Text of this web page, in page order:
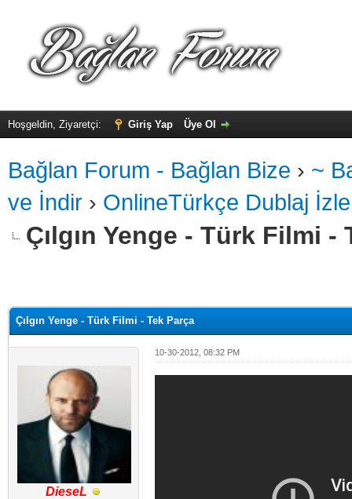
Hoşgeldin, Ziyaretçi: Giriş Yap Üye Ol
Bağlan Forum - Bağlan Bize › ~
ve İndir › OnlineTürkçe Dublaj İzle
Çılgın Yenge - Türk Filmi -
Çılgın Yenge - Türk Filmi - Tek Parça
DieseL
10-30-2012, 08:32 PM